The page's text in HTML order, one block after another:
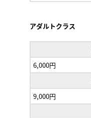
アダルトクラス
6,000円
9,000円